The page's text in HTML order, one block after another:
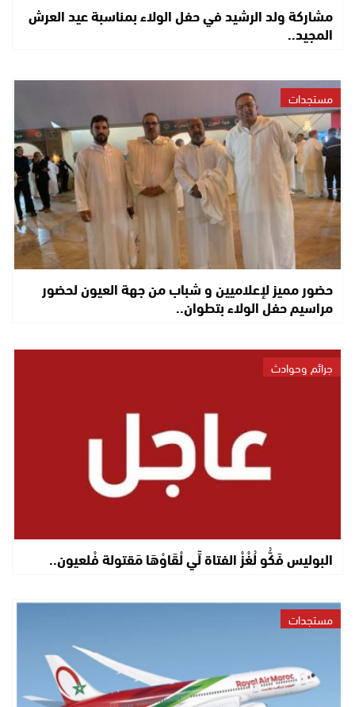
مشاركة ولد الرشيد في حفل الولاء بمناسبة عيد العرش
المجيد..
مستجدات
حضور مميز لإعلاميين و شباب من جهة العيون لحضور
مراسيم حفل الولاء بتطوان..
جرائم وحوادث
البوليس فَكُّو لُغْزْ الفتاة لِّي لْقَاوْهَا مَقتولة فْلعيون..
مستجدات